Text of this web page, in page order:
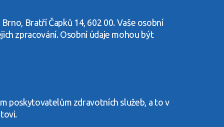
Bratří Čapků 14, 602 00. Vaše osobní
zpracování. Osobní údaje mohou být
poskytovatelům zdravotních služeb, a to v